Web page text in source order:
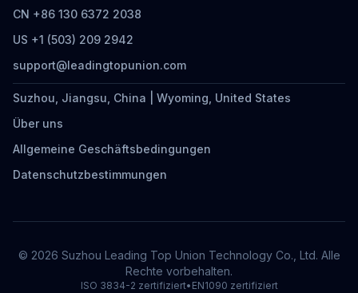
CN +86 130 6372 2038
US +1 (503) 209 2942
support@leadingtopunion.com
Suzhou, Jiangsu, China | Wyoming, United States
Über uns
Allgemeine Geschäftsbedingungen
Datenschutzbestimmungen
© 2026 Suzhou Leading Top Union Technology Co., Ltd. Alle
Rechte vorbehalten.
ISO 3834-2 zertifiziert• EN1090 zertifiziert